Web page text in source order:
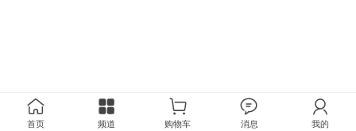
首页 频道 购物车 消息 我的